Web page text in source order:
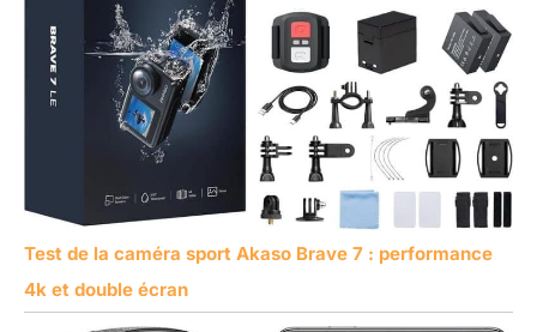
Test de la caméra sport Akaso Brave 7 : performance
4k et double écran